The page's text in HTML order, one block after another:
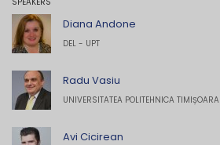
Diana Andone
DEL - UPT
Radu Vasiu
UNIVERSITATEA POLITEHNICA TIMIȘOARA
Avi Cicirean